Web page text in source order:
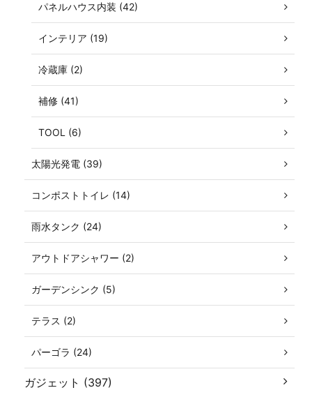
パネルハウス内装 (42)
インテリア (19)
冷蔵庫 (2)
補修 (41)
TOOL (6)
太陽光発電 (39)
コンポストトイレ (14)
雨水タンク (24)
アウトドアシャワー (2)
ガーデンシンク (5)
テラス (2)
パーゴラ (24)
ガジェット (397)